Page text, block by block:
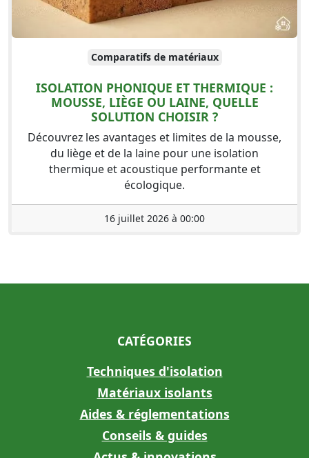
Comparatifs de matériaux
ISOLATION PHONIQUE ET THERMIQUE :
MOUSSE, LIÈGE OU LAINE, QUELLE
SOLUTION CHOISIR ?
Découvrez les avantages et limites de la mousse,
du liège et de la laine pour une isolation
thermique et acoustique performante et
écologique.
16 juillet 2026 à 00:00
CATÉGORIES
Techniques d'isolation
Matériaux isolants
Aides & réglementations
Conseils & guides